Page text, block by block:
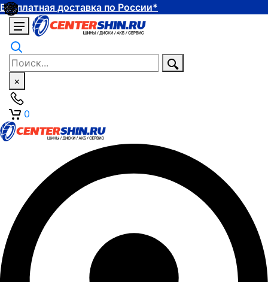
Бесплатная доставка по России*
×
0